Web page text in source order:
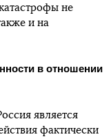
не
и на
в отношении
является
фактически